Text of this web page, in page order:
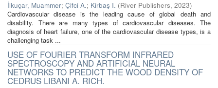
İlkuçar, Muammer; Çifci A.; Kirbaş I. (River Publishers, 2023)
Cardiovascular disease is the leading cause of global death and
disability. There are many types of cardiovascular diseases. The
diagnosis of heart failure, one of the cardiovascular disease types, is a
challenging task ...
USE OF FOURIER TRANSFORM INFRARED
SPECTROSCOPY AND ARTIFICIAL NEURAL
NETWORKS TO PREDICT THE WOOD DENSITY OF
CEDRUS LIBANI A. RICH.